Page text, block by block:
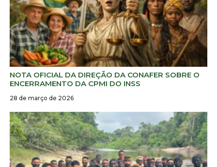
NOTA OFICIAL DA DIREÇÃO DA CONAFER SOBRE O
ENCERRAMENTO DA CPMI DO INSS
28 de março de 2026